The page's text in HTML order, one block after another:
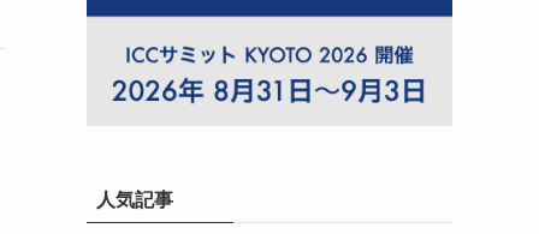
人気記事